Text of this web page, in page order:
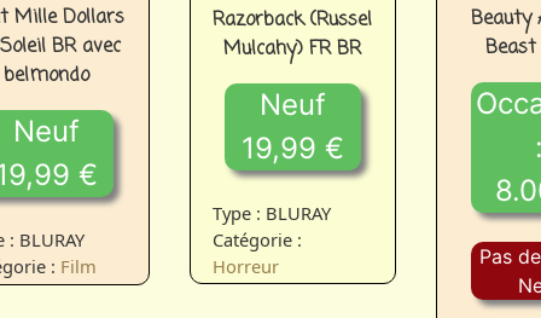
Mille Dollars
BR avec
belmondo
Neuf
€
: BLURAY
: Film
Razorback (Russel
Mulcahy) FR BR
Neuf
19,99 €
Type : BLURAY
Catégorie :
Horreur
Beauty
Beast
:
Pas